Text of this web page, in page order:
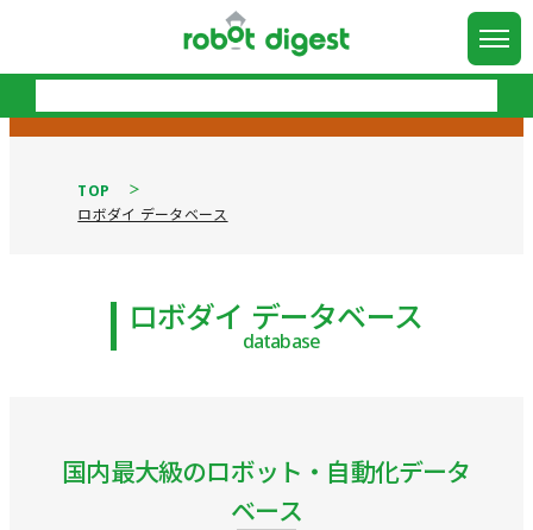
TOP
ロボダイ データベース
ロボダイ データベース
database
国内最大級のロボット・自動化データ
ベース